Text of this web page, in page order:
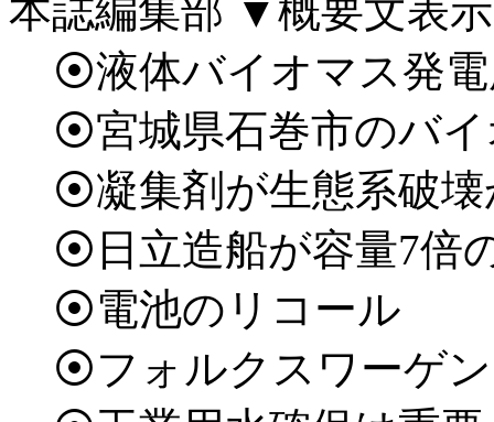
本誌編集部 ▼概要文表示
⦿液体バイオマス発
⦿宮城県石巻市のバ
⦿凝集剤が生態系破壊
⦿日立造船が容量7倍
⦿電池のリコール
⦿フォルクスワーゲ